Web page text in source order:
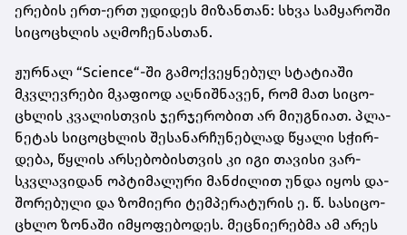
ე­რე­ბის ერთ-ერთ უდი­დეს მი­ზან­თან: სხვა სამ­ყა­რო­ში
სი­ცო­ცხლის აღ­მო­ჩე­ნას­თან.
ჟურ­ნალ “Science“-ში გა­მოქ­ვეყ­ნე­ბულ სტა­ტი­ა­ში
მკვლევ­რე­ბი მკა­ფი­ოდ აღ­ნიშ­ნა­ვენ, რომ მათ სი­ცო­
ცხლის კვა­ლის­თვის ჯერ­ჯე­რო­ბით არ მი­უგ­ნი­ათ. პლა­
ნე­ტას სი­ცო­ცხლის შე­სა­ნარ­ჩუ­ნებ­ლად წყა­ლი სჭირ­
დე­ბა, წყლის არ­სე­ბო­ბის­თვის კი იგი თა­ვი­სი ვარ­
სკვლა­ვი­დან ოპ­ტი­მა­ლუ­რი მან­ძი­ლით უნდა იყოს და­
შო­რე­ბუ­ლი და ზო­მი­ე­რი ტემ­პე­რა­ტუ­რის ე. წ. სა­სი­ცო­
ცხლო ზო­ნა­ში იმ­ყო­ფე­ბო­დეს. მეც­ნი­ე­რებ­მა ამ არეს